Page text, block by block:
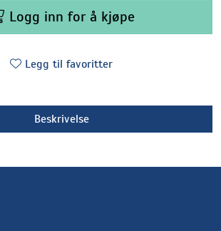
Logg inn for å kjøpe
Legg til favoritter
Beskrivelse